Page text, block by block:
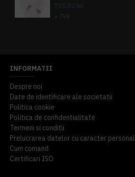
755,82 lei
+ TVA
INFORMATII
Despre noi
Date de identificare ale societatii
Politica cookie
Politica de confidentialitate
Termeni si conditii
Prelucrarea datelor cu caracter personal
Cum comand
Certificari ISO